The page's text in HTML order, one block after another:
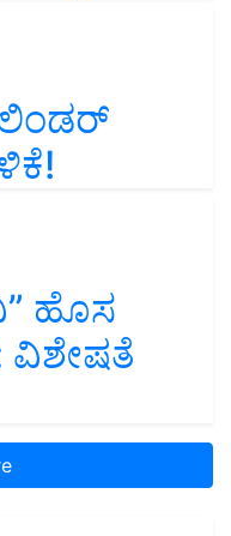
ಹೊಸ
ವಿಶೇಷತೆ